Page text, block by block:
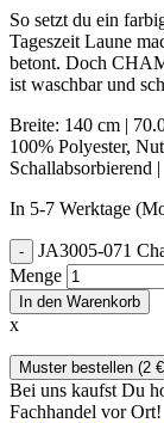
So setzt du ein
Tageszeit Laune
betont. Doch
ist waschbar und
Breite: 140 cm |
100% Polyester,
Schallabsorbierend |
In 5-7 Werktage
JA3005-071
Menge
In den Warenkorb
x
Muster bestellen (2 €
Bei uns kaufst Du
Fachhandel vor Ort!